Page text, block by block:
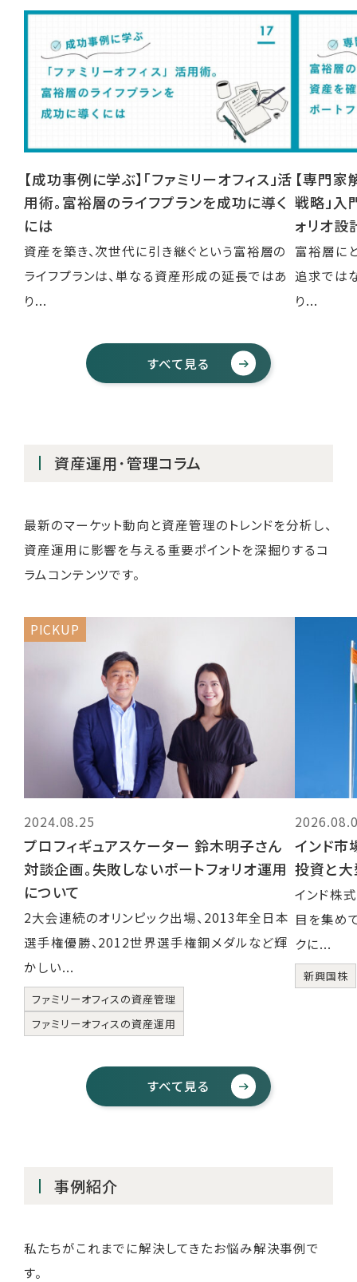
【成功事例に学ぶ】「ファミリーオフィス」活
用術。富裕層のライフプランを成功に導く
には
資産を築き、次世代に引き継ぐという富裕層の
ライフプランは、単なる資産形成の延長ではあ
り...
【専門家
戦略」入
ォリオ設
富裕層に
追求では
り...
すべて見る
資産運用･管理コラム
最新のマーケット動向と資産管理のトレンドを分析し、
資産運用に影響を与える重要ポイントを深掘りするコ
ラムコンテンツです。
PICKUP
2024.08.25
プロフィギュアスケーター 鈴木明子さん
対談企画。失敗しないポートフォリオ運用
について
2大会連続のオリンピック出場、2013年全日本
選手権優勝、2012世界選手権銅メダルなど輝
かしい...
ファミリーオフィスの資産管理
ファミリーオフィスの資産運用
インド市
投資と
インド株
目を集め
クに...
新興国株
すべて見る
事例紹介
私たちがこれまでに解決してきたお悩み解決事例で
す。